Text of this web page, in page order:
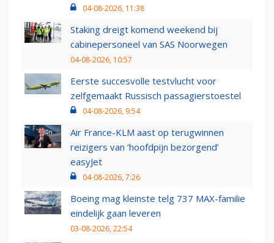
04-08-2026, 11:38
Staking dreigt komend weekend bij
cabinepersoneel van SAS Noorwegen
04-08-2026, 10:57
Eerste succesvolle testvlucht voor
zelfgemaakt Russisch passagierstoestel
04-08-2026, 9:54
Air France-KLM aast op terugwinnen
reizigers van ‘hoofdpijn bezorgend’
easyJet
04-08-2026, 7:26
Boeing mag kleinste telg 737 MAX-familie
eindelijk gaan leveren
03-08-2026, 22:54